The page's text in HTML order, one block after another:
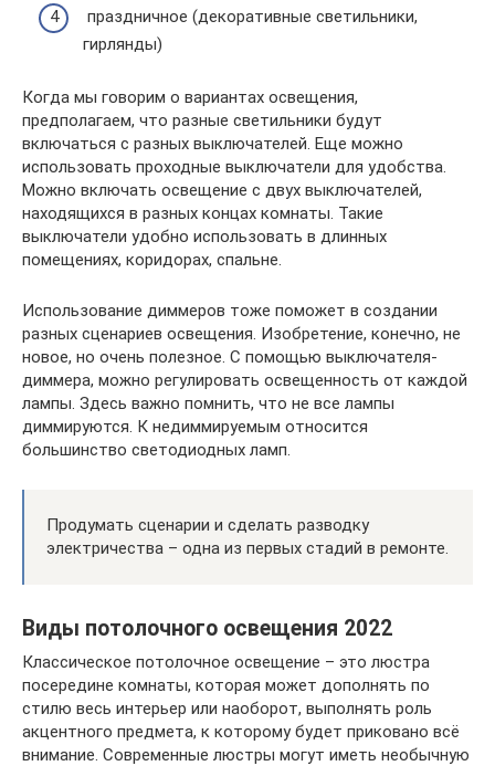
праздничное (декоративные светильники,
гирлянды)
Когда мы говорим о вариантах освещения,
предполагаем, что разные светильники будут
включаться с разных выключателей. Еще можно
использовать проходные выключатели для удобства.
Можно включать освещение с двух выключателей,
находящихся в разных концах комнаты. Такие
выключатели удобно использовать в длинных
помещениях, коридорах, спальне.
Использование диммеров тоже поможет в создании
разных сценариев освещения. Изобретение, конечно, не
новое, но очень полезное. С помощью выключателя-
диммера, можно регулировать освещенность от каждой
лампы. Здесь важно помнить, что не все лампы
диммируются. К недиммируемым относится
большинство светодиодных ламп.
Продумать сценарии и сделать разводку
электричества – одна из первых стадий в ремонте.
Виды потолочного освещения 2022
Классическое потолочное освещение – это люстра
посередине комнаты, которая может дополнять по
стилю весь интерьер или наоборот, выполнять роль
акцентного предмета, к которому будет приковано всё
внимание. Современные люстры могут иметь необычную